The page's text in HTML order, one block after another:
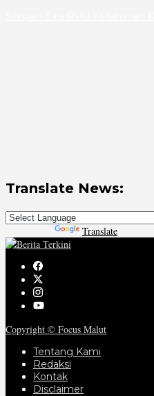
Translate News:
Translate
Copyright © Focus Malut
Tentang Kami
Redaksi
Kontak
Disclaimer